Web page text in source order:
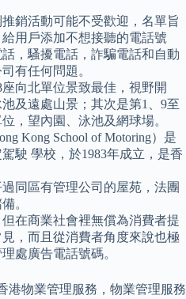
銷活動可能不受歡迎，名單旨
用戶添加不想接聽的電話號
，騷擾電話，詐騙電話和自動
有任何問題。
向北單位景致最佳，視野開
及遠處山景；其次是第1、9至
，望內園、泳池及網球場。
Kong School of Motoring）是
駛 學校，於1983年成立，是香
同區有管理公司的屋苑，法團
。
在商業社會裡無償為消費者提
，而且從消費者角度來說也極
處廣告電話號碼。
港物業管理服務，物業管理服務